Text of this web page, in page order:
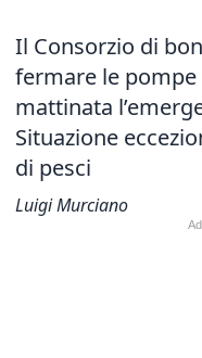
Il Consorzio di
fermare le
mattinata
Situazione
di pesci
Luigi Murciano